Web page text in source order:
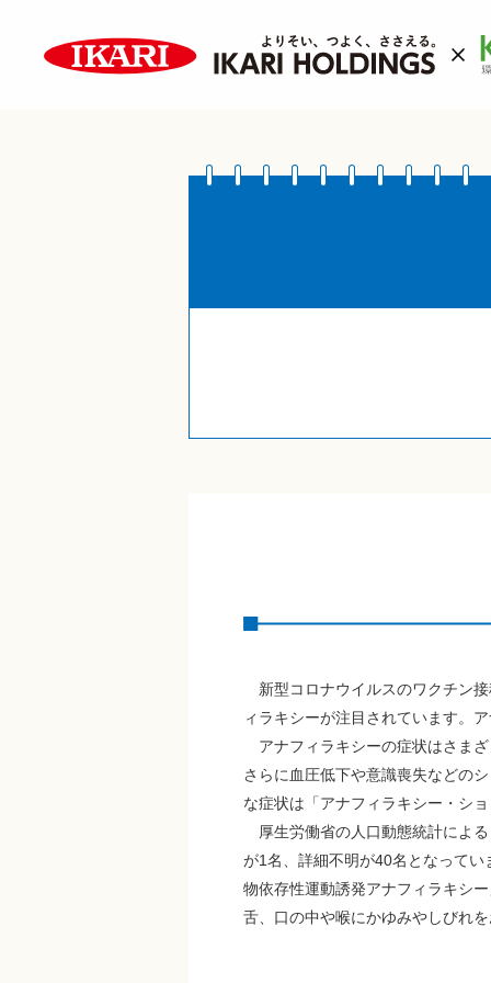
新型コロナウイルスのワクチン
ィラキシーが注目されています。
アナフィラキシーの症状はさま
さらに血圧低下や意識喪失などの
な症状は「アナフィラキシー・シ
厚生労働省の人口動態統計によ
が1名、詳細不明が40名となって
物依存性運動誘発アナフィラキシ
舌、口の中や喉にかゆみやしびれ